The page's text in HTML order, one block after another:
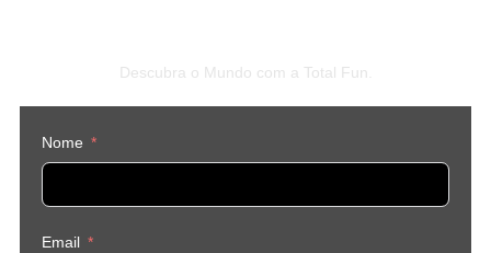
Descubra o Mundo com a Total Fun.
Nome
Email